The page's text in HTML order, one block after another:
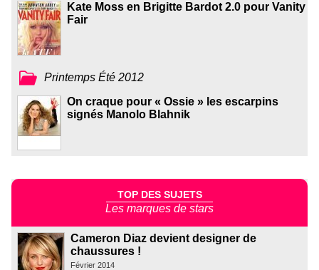
Kate Moss en Brigitte Bardot 2.0 pour Vanity
Fair
Printemps Été 2012
On craque pour « Ossie » les escarpins
signés Manolo Blahnik
TOP DES SUJETS
Les marques de stars
Cameron Diaz devient designer de
chaussures !
Février 2014